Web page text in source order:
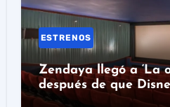
ESTRENOS
Zendaya llegó a ‘La
después de que
puerta